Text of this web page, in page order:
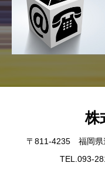
株
〒811-4235 福岡県
TEL.093-